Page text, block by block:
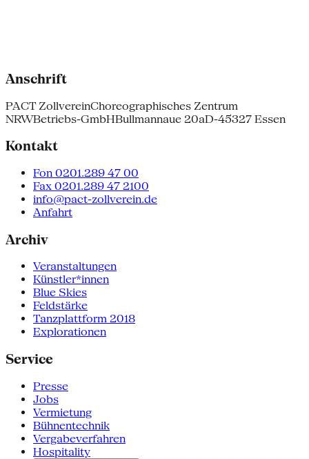
Anschrift
PACT ZollvereinChoreographisches Zentrum
NRWBetriebs-GmbHBullmannaue 20aD-45327 Essen
Kontakt
Fon 0201.289 47 00
Fax 0201.289 47 2100
info@pact-zollverein.de
Anfahrt
Archiv
Veranstaltungen
Künstler*innen
Blue Skies
Feldstärke
Tanzplattform 2018
Explorationen
Service
Presse
Jobs
Vermietung
Bühnentechnik
Vergabeverfahren
Hospitality